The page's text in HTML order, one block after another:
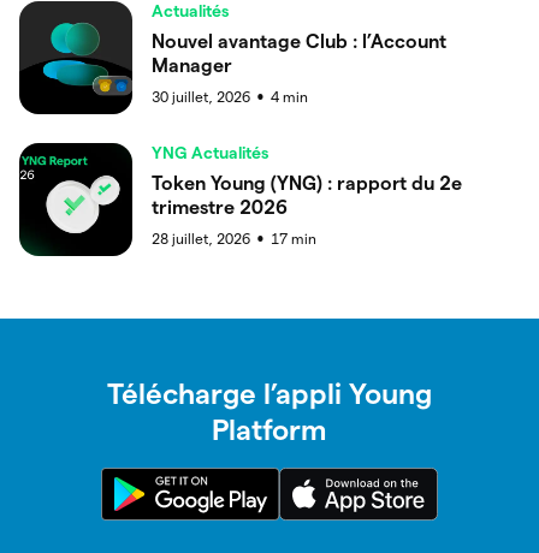
Actualités
Nouvel avantage Club : l’Account
Manager
30 juillet, 2026 ● 4 min
YNG Actualités
Token Young (YNG) : rapport du 2e
trimestre 2026
28 juillet, 2026 ● 17 min
Télécharge l’appli Young
Platform